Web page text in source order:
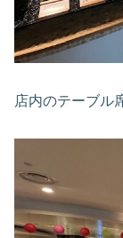
店内のテーブル